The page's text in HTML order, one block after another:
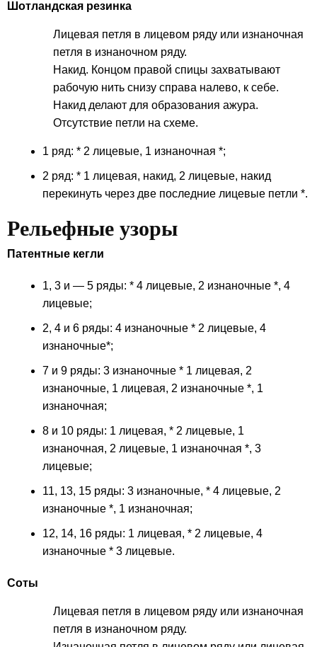
Шотландская резинка
Лицевая петля в лицевом ряду или изнаночная
петля в изнаночном ряду.
Накид. Концом правой спицы захватывают
рабочую нить снизу справа налево, к себе.
Накид делают для образования ажура.
Отсутствие петли на схеме.
1 ряд: * 2 лицевые, 1 изнаночная *;
2 ряд: * 1 лицевая, накид, 2 лицевые, накид
перекинуть через две последние лицевые петли *.
Рельефные узоры
Патентные кегли
1, 3 и — 5 ряды: * 4 лицевые, 2 изнаночные *, 4
лицевые;
2, 4 и 6 ряды: 4 изнаночные * 2 лицевые, 4
изнаночные*;
7 и 9 ряды: 3 изнаночные * 1 лицевая, 2
изнаночные, 1 лицевая, 2 изнаночные *, 1
изнаночная;
8 и 10 ряды: 1 лицевая, * 2 лицевые, 1
изнаночная, 2 лицевые, 1 изнаночная *, 3
лицевые;
11, 13, 15 ряды: 3 изнаночные, * 4 лицевые, 2
изнаночные *, 1 изнаночная;
12, 14, 16 ряды: 1 лицевая, * 2 лицевые, 4
изнаночные * 3 лицевые.
Соты
Лицевая петля в лицевом ряду или изнаночная
петля в изнаночном ряду.